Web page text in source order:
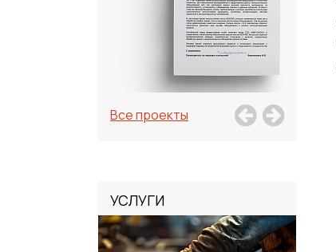
Все проекты
УСЛУГИ